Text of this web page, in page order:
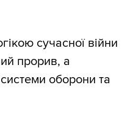
сучасної війни
прорив, а
оборони та